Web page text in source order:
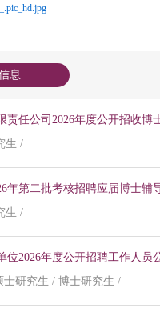
息
责任公司2026年度公开招收博
生 /
年第二批考核招聘应届博士辅
生 /
位2026年度公开招聘工作人员
士研究生 / 博士研究生 /